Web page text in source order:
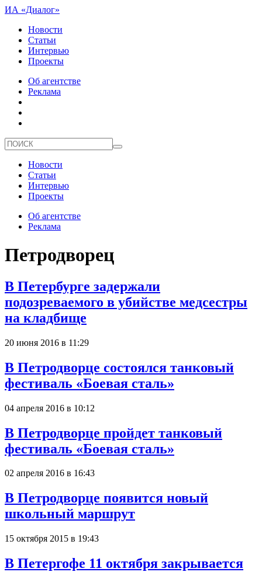
ИА «Диалог»
Новости
Статьи
Интервью
Проекты
Об агентстве
Реклама
Новости
Статьи
Интервью
Проекты
Об агентстве
Реклама
Петродворец
В Петербурге задержали
подозреваемого в убийстве медсестры
на кладбище
20 июня 2016 в 11:29
В Петродворце состоялся танковый
фестиваль «Боевая сталь»
04 апреля 2016 в 10:12
В Петродворце пройдет танковый
фестиваль «Боевая сталь»
02 апреля 2016 в 16:43
В Петродворце появится новый
школьный маршрут
15 октября 2015 в 19:43
В Петергофе 11 октября закрывается